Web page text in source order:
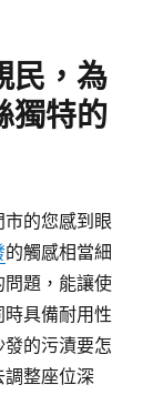
民，為
獨特的
的您感到眼
的觸感相當細
題，能讓使
具備耐用性
的污漬要怎
調整座位深